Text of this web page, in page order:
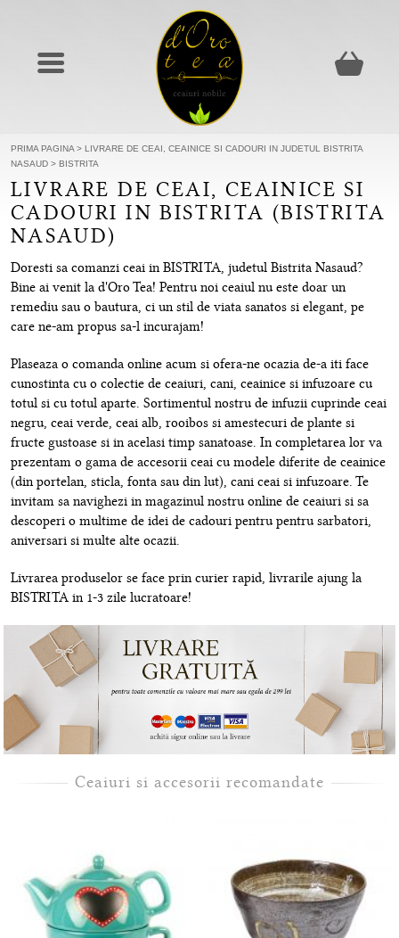
PRIMA PAGINA > LIVRARE DE CEAI, CEAINICE SI CADOURI IN JUDETUL BISTRITA
NASAUD > BISTRITA
LIVRARE DE CEAI, CEAINICE SI
CADOURI IN BISTRITA (BISTRITA
NASAUD)
Doresti sa comanzi ceai in BISTRITA, judetul Bistrita Nasaud?
Bine ai venit la d'Oro Tea! Pentru noi ceaiul nu este doar un
remediu sau o bautura, ci un stil de viata sanatos si elegant, pe
care ne-am propus sa-l incurajam!
Plaseaza o comanda online acum si ofera-ne ocazia de-a iti face
cunostinta cu o colectie de ceaiuri, cani, ceainice si infuzoare cu
totul si cu totul aparte. Sortimentul nostru de infuzii cuprinde ceai
negru, ceai verde, ceai alb, rooibos si amestecuri de plante si
fructe gustoase si in acelasi timp sanatoase. In completarea lor va
prezentam o gama de accesorii ceai cu modele diferite de ceainice
(din portelan, sticla, fonta sau din lut), cani ceai si infuzoare. Te
invitam sa navighezi in magazinul nostru online de ceaiuri si sa
descoperi o multime de idei de cadouri pentru pentru sarbatori,
aniversari si multe alte ocazii.
Livrarea produselor se face prin curier rapid, livrarile ajung la
BISTRITA in 1-3 zile lucratoare!
Ceaiuri si accesorii recomandate